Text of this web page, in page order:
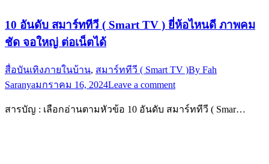
10 อันดับ สมาร์ททีวี ( Smart TV ) ยี่ห้อไหนดี ภาพคม
ชัด จอใหญ่ ต่อเน็ตได้
สื่อบันเทิงภายในบ้าน, สมาร์ททีวี ( Smart TV )By Fah
Saranyaมกราคม 16, 2024Leave a comment
สารบัญ : เลือกอ่านตามหัวข้อ 10 อันดับ สมาร์ททีวี ( Smar…